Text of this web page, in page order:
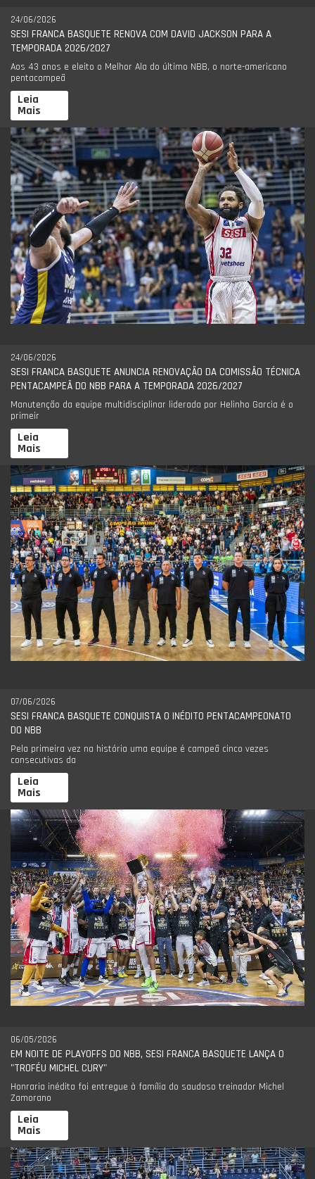
24/06/2026
SESI FRANCA BASQUETE RENOVA COM DAVID JACKSON PARA A
TEMPORADA 2026/2027
Aos 43 anos e eleito o Melhor Ala do último NBB, o norte-americano
pentacampeã
Leia
Mais
24/06/2026
SESI FRANCA BASQUETE ANUNCIA RENOVAÇÃO DA COMISSÃO TÉCNICA
PENTACAMPEÃ DO NBB PARA A TEMPORADA 2026/2027
Manutenção da equipe multidisciplinar liderada por Helinho Garcia é o
primeir
Leia
Mais
07/06/2026
SESI FRANCA BASQUETE CONQUISTA O INÉDITO PENTACAMPEONATO
DO NBB
Pela primeira vez na história uma equipe é campeã cinco vezes
consecutivas da
Leia
Mais
06/05/2026
EM NOITE DE PLAYOFFS DO NBB, SESI FRANCA BASQUETE LANÇA O
"TROFÉU MICHEL CURY"
Honraria inédita foi entregue à família do saudoso treinador Michel
Zamorano
Leia
Mais